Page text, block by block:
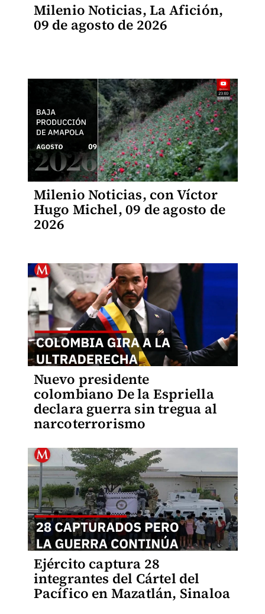
Milenio Noticias, La Afición,
09 de agosto de 2026
Milenio Noticias, con Víctor
Hugo Michel, 09 de agosto de
2026
Nuevo presidente
colombiano De la Espriella
declara guerra sin tregua al
narcoterrorismo
Ejército captura 28
integrantes del Cártel del
Pacífico en Mazatlán, Sinaloa